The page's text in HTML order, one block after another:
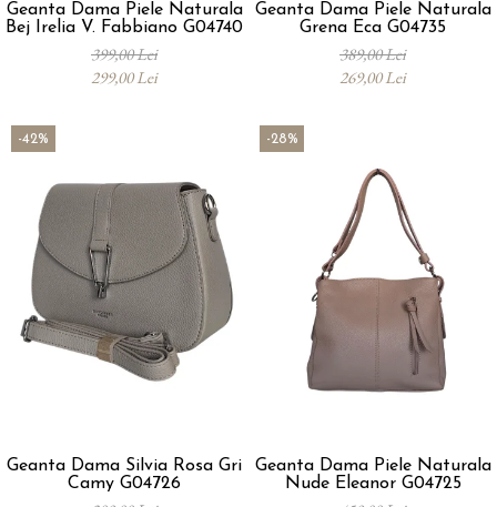
Geanta Dama Piele Naturala
Bej Irelia V. Fabbiano G04740
399,00 Lei
299,00 Lei
Geanta Dama Piele Naturala
Grena Eca G04735
389,00 Lei
269,00 Lei
-42%
Geanta Dama Silvia Rosa Gri
Camy G04726
-28%
Geanta Dama Piele Naturala
Nude Eleanor G04725